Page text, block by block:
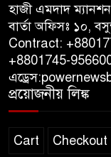
দিবসে সমালোচনা
১০
হাজী এমদাদ
বার্তা অফিসঃ ১০,
Contract:
+8801745-
প্রয়োজনীয় লিঙ্ক
Cart Checkout